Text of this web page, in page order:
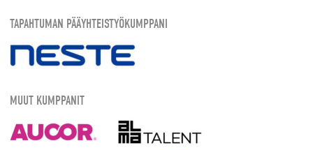
TAPAHTUMAN PÄÄYHTEISTYÖKUMPPANI
MUUT KUMPPANIT